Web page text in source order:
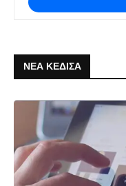
ΝΕΑ ΚΕΔΙΣΑ